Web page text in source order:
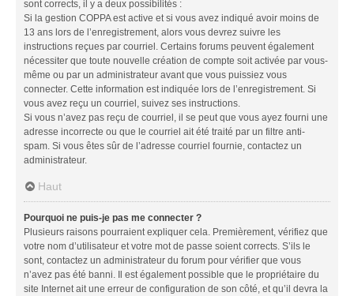
sont corrects, il y a deux possibilités :
Si la gestion COPPA est active et si vous avez indiqué avoir moins de
13 ans lors de l’enregistrement, alors vous devrez suivre les
instructions reçues par courriel. Certains forums peuvent également
nécessiter que toute nouvelle création de compte soit activée par vous-
même ou par un administrateur avant que vous puissiez vous
connecter. Cette information est indiquée lors de l’enregistrement. Si
vous avez reçu un courriel, suivez ses instructions.
Si vous n’avez pas reçu de courriel, il se peut que vous ayez fourni une
adresse incorrecte ou que le courriel ait été traité par un filtre anti-
spam. Si vous êtes sûr de l’adresse courriel fournie, contactez un
administrateur.
Haut
Pourquoi ne puis-je pas me connecter ?
Plusieurs raisons pourraient expliquer cela. Premièrement, vérifiez que
votre nom d’utilisateur et votre mot de passe soient corrects. S’ils le
sont, contactez un administrateur du forum pour vérifier que vous
n’avez pas été banni. Il est également possible que le propriétaire du
site Internet ait une erreur de configuration de son côté, et qu’il devra la